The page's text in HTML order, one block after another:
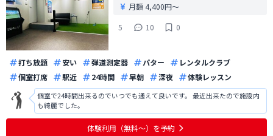
月額 4,400円〜
5
10 0
打ち放題 安い 弾道測定器 パター
レンタルクラブ
個室打席
駅近 24時間 早朝 深夜 体験レッスン
個室で24時間出来るのでいつでも通えて良いです。 最近出来たので施設内
も綺麗でした。
体験利用（無料〜）を予約